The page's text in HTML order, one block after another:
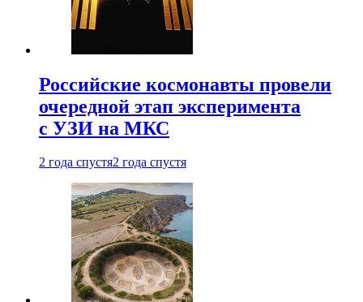
Российские космонавты провели
очередной этап эксперимента
с УЗИ на МКС
2 года спустя2 года спустя